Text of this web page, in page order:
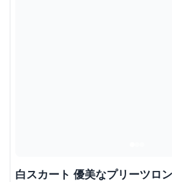
白スカート 優美なプリーツロ